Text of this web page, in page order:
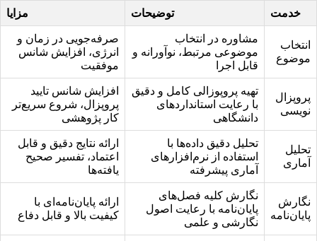
خدمت توضیحات مزایا
انتخاب
موضوع
مشاوره در انتخاب
موضوعی مرتبط، نوآورانه و
قابل اجرا
صرفه‌جویی در زمان و
انرژی، افزایش شانس
موفقیت
پروپزال
نویسی
تهیه پروپوزالی کامل و دقیق
با رعایت استانداردهای
دانشگاهی
افزایش شانس تایید
پروپزال، شروع سریع‌تر
کار پژوهشی
تحلیل
آماری
تحلیل دقیق داده‌ها با
استفاده از نرم‌افزارهای
آماری پیشرفته
ارائه نتایج دقیق و قابل
اعتماد، تفسیر صحیح
یافته‌ها
نگارش
پایان‌نامه
نگارش کلیه فصل‌های
پایان‌نامه با رعایت اصول
نگارشی و علمی
ارائه پایان‌نامه‌ای با
کیفیت بالا و قابل دفاع